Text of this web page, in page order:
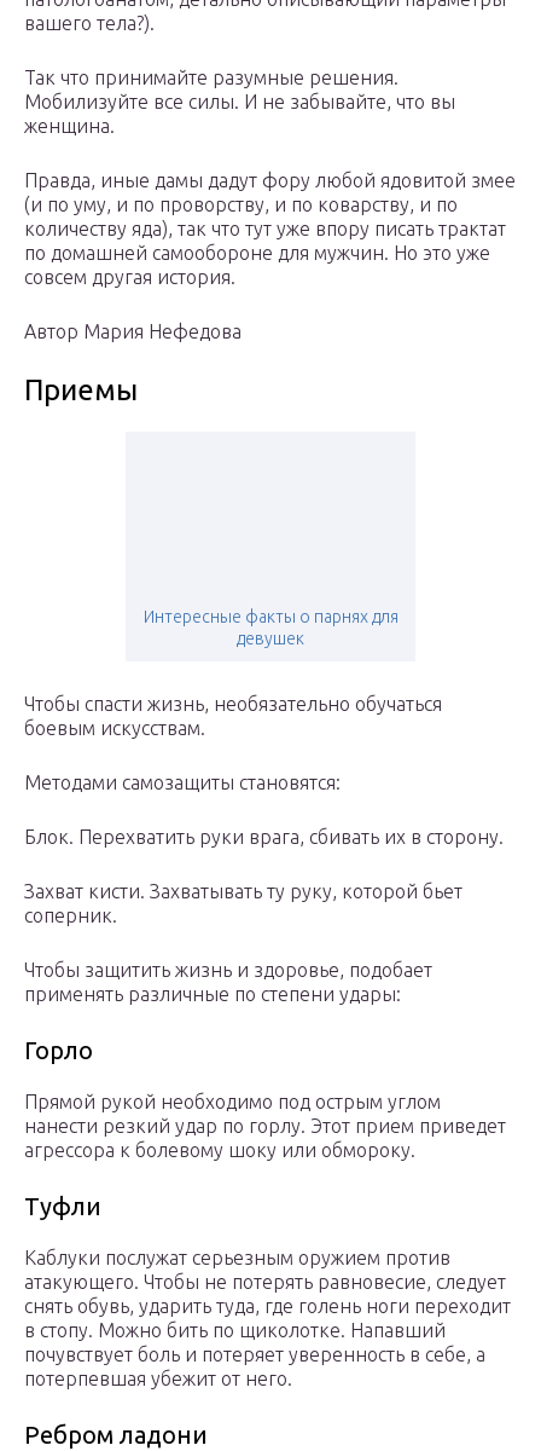
вашего тела?).
Так что принимайте разумные решения.
Мобилизуйте все силы. И не забывайте, что вы
женщина.
Правда, иные дамы дадут фору любой ядовитой змее
(и по уму, и по проворству, и по коварству, и по
количеству яда), так что тут уже впору писать трактат
по домашней самообороне для мужчин. Но это уже
совсем другая история.
Автор Мария Нефедова
Приемы
Интересные факты о парнях для
девушек
Чтобы спасти жизнь, необязательно обучаться
боевым искусствам.
Методами самозащиты становятся:
Блок. Перехватить руки врага, сбивать их в сторону.
Захват кисти. Захватывать ту руку, которой бьет
соперник.
Чтобы защитить жизнь и здоровье, подобает
применять различные по степени удары:
Горло
Прямой рукой необходимо под острым углом
нанести резкий удар по горлу. Этот прием приведет
агрессора к болевому шоку или обмороку.
Туфли
Каблуки послужат серьезным оружием против
атакующего. Чтобы не потерять равновесие, следует
снять обувь, ударить туда, где голень ноги переходит
в стопу. Можно бить по щиколотке. Напавший
почувствует боль и потеряет уверенность в себе, а
потерпевшая убежит от него.
Ребром ладони